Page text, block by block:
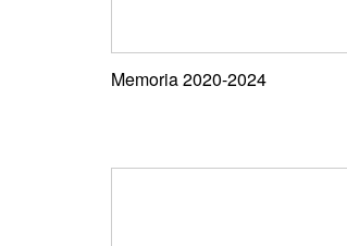
Memoria 2020-2024